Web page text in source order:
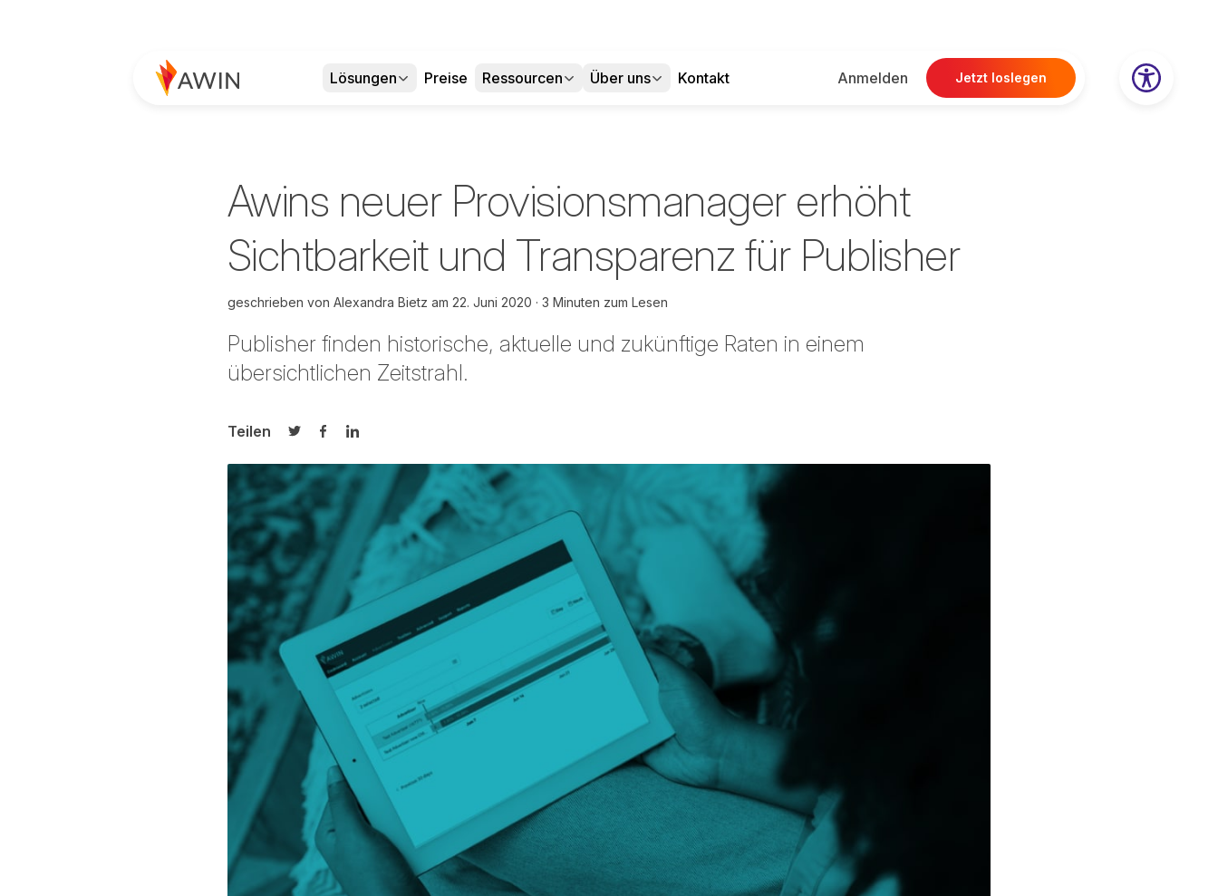
Lösungen Preise Ressourcen Über uns Kontakt Anmelden Jetzt loslegen
Awins neuer Provisionsmanager erhöht
Sichtbarkeit und Transparenz für Publisher
geschrieben von Alexandra Bietz am 22. Juni 2020 3 Minuten zum Lesen
Publisher finden historische, aktuelle und zukünftige Raten in einem
übersichtlichen Zeitstrahl.
Teilen
Auf Twitter teilen
Auf Facebook teilen
Auf LinkedIn teilen